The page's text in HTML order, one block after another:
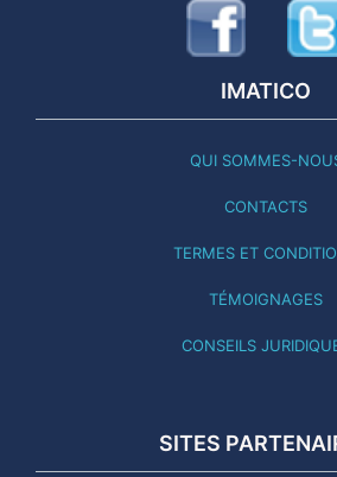
IMATICO
QUI SOMMES-
CONTACTS
TERMES ET
TÉMOIGNAGES
CONSEILS
SITES